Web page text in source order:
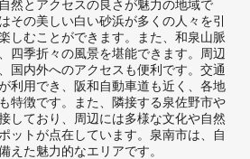
然とアクセスの良さが魅力の地域で
その美しい白い砂浜が多くの人々を引
しむことができます。また、和泉山脈
四季折々の風景を堪能できます。周辺
国内外へのアクセスも便利です。交通
利用でき、阪和自動車道も近く、各地
特徴です。また、隣接する泉佐野市や
しており、周辺には多様な文化や自然
ットが点在しています。泉南市は、自
えた魅力的なエリアです。